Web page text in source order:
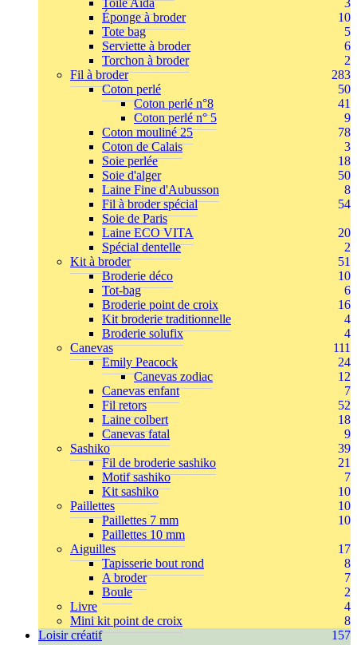
Toile Aïda
3
Éponge à broder
10
Tote bag
5
Serviette à broder
6
Torchon à broder
2
Fil à broder
283
Coton perlé
50
Coton perlé n°8
41
Coton perlé n° 5
9
Coton mouliné 25
78
Coton de Calais
3
Soie perlée
18
Soie d'alger
50
Laine Fine d'Aubusson
8
Fil à broder spécial
54
Soie de Paris
Laine ECO VITA
20
Spécial dentelle
2
Kit à broder
51
Broderie déco
10
Tot-bag
6
Broderie point de croix
16
Kit broderie traditionnelle
4
Broderie solufix
4
Canevas
111
Emily Peacock
24
Canevas zodiac
12
Canevas enfant
7
Fil retors
52
Laine colbert
18
Canevas fatal
9
Sashiko
39
Fil de broderie sashiko
21
Motif sashiko
7
Kit sashiko
10
Paillettes
10
Paillettes 7 mm
10
Paillettes 10 mm
Aiguilles
17
Tapisserie bout rond
8
A broder
7
Boule
2
Livre
4
Mini kit point de croix
8
Loisir créatif
157